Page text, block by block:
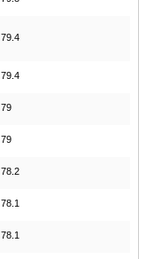
79.4
79.4
79
79
78.2
78.1
78.1